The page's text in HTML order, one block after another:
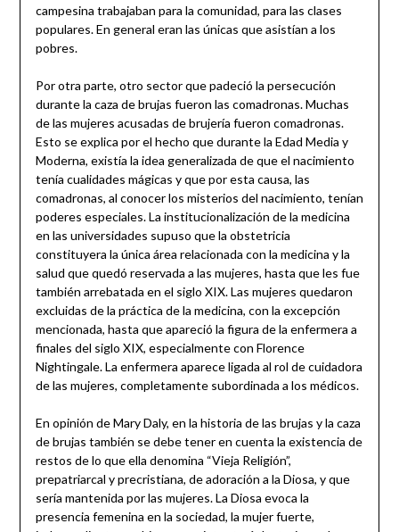
campesina trabajaban para la comunidad, para las clases
populares. En general eran las únicas que asistían a los
pobres.
Por otra parte, otro sector que padeció la persecución
durante la caza de brujas fueron las comadronas. Muchas
de las mujeres acusadas de brujería fueron comadronas.
Esto se explica por el hecho que durante la Edad Media y
Moderna, existía la idea generalizada de que el nacimiento
tenía cualidades mágicas y que por esta causa, las
comadronas, al conocer los misterios del nacimiento, tenían
poderes especiales. La institucionalización de la medicina
en las universidades supuso que la obstetricia
constituyera la única área relacionada con la medicina y la
salud que quedó reservada a las mujeres, hasta que les fue
también arrebatada en el siglo XIX. Las mujeres quedaron
excluidas de la práctica de la medicina, con la excepción
mencionada, hasta que apareció la figura de la enfermera a
finales del siglo XIX, especialmente con Florence
Nightingale. La enfermera aparece ligada al rol de cuidadora
de las mujeres, completamente subordinada a los médicos.
En opinión de Mary Daly, en la historia de las brujas y la caza
de brujas también se debe tener en cuenta la existencia de
restos de lo que ella denomina “Vieja Religión”,
prepatriarcal y precristiana, de adoración a la Diosa, y que
sería mantenida por las mujeres. La Diosa evoca la
presencia femenina en la sociedad, la mujer fuerte,